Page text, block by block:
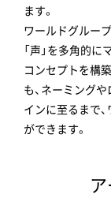
ます。
ワールドグルー
「声」を多角的
コンセプトを構
も、ネーミング
インに至るまで
ができます。